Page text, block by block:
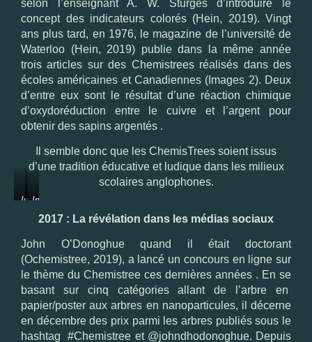
selon l’enseignant A. W. Sturges d’introduire le
concept des indicateurs colorés (Hein, 2019). Vingt
ans plus tard, en 1976, le magazine de l’université de
Waterloo (Hein, 2019) publie dans la même année
trois articles sur des Chemistrees réalisés dans des
écoles américaines et Canadiennes (Images 2). Deux
d’entre eux sont le résultat d’une réaction chimique
d’oxydoréduction entre le cuivre et l’argent pour
obtenir des sapins argentés .
Il semble donc que les ChemisTrees soient issus
d’une tradition éducative et ludique dans les milieux
scolaires anglophones.
Image
réalisé
par
une
de
secondaire
de
Pensylvannie
Image
réalisé
par
des
en
Ontario
(1976)
2017 : La révélation dans les médias sociaux
John O’Donoghue quand il était doctorant
(Ochemistree, 2019), a lancé un concours en ligne sur
le thème du Chemistree ces dernières années . En se
basant sur cinq catégories allant de l’arbre en
papier/poster aux arbres en nanoparticules, il décerne
en décembre des prix parmi les arbres publiés sous le
hashtag #Chemistree et @johndhodonoghue. Depuis